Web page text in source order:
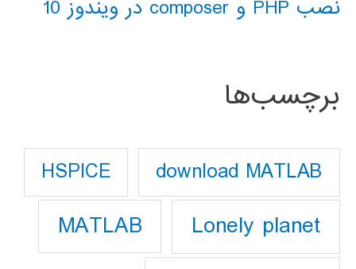
نصب PHP و composer در ویندوز 10
برچسب‌ها
download MATLAB
HSPICE
Lonely planet
MATLAB